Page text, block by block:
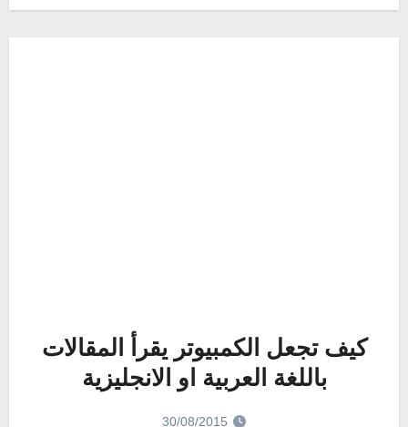
كيف تجعل الكمبيوتر يقرأ المقالات
باللغة العربية او الانجليزية
30/08/2015